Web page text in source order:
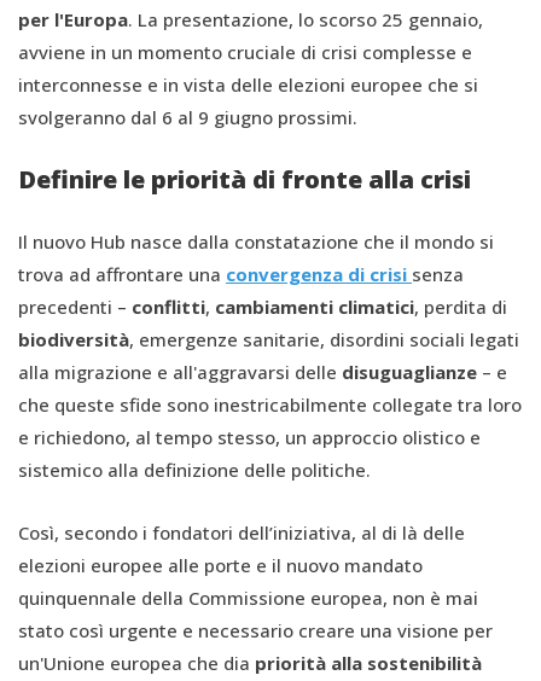
per l'Europa. La presentazione, lo scorso 25 gennaio,
avviene in un momento cruciale di crisi complesse e
interconnesse e in vista delle elezioni europee che si
svolgeranno dal 6 al 9 giugno prossimi.
Definire le priorità di fronte alla crisi
Il nuovo Hub nasce dalla constatazione che il mondo si
trova ad affrontare una convergenza di crisi senza
precedenti – conflitti, cambiamenti climatici, perdita di
biodiversità, emergenze sanitarie, disordini sociali legati
alla migrazione e all'aggravarsi delle disuguaglianze – e
che queste sfide sono inestricabilmente collegate tra loro
e richiedono, al tempo stesso, un approccio olistico e
sistemico alla definizione delle politiche.
Così, secondo i fondatori dell’iniziativa, al di là delle
elezioni europee alle porte e il nuovo mandato
quinquennale della Commissione europea, non è mai
stato così urgente e necessario creare una visione per
un'Unione europea che dia priorità alla sostenibilità